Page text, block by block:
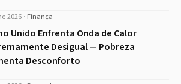
2026 · Finança
Unido Enfrenta Onda de Calor
Desigual — Pobreza
Desconforto